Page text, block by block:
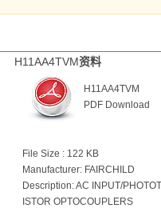
H11AA4TVM资料
H11AA4TVM
PDF Download
File Size : 122 KB
Manufacturer: FAIRCHILD
Description: AC INPUT/
ISTOR OPTOCOUPLERS